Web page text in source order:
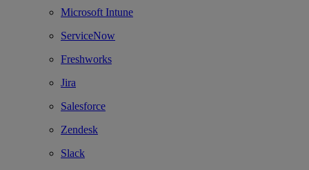
Microsoft Intune
ServiceNow
Freshworks
Jira
Salesforce
Zendesk
Slack